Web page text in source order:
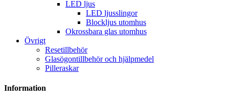
LED ljus
LED ljusslingor
Blockljus utomhus
Okrossbara glas utomhus
Övrigt
Resetillbehör
Glasögontillbehör och hjälpmedel
Pilleraskar
Information